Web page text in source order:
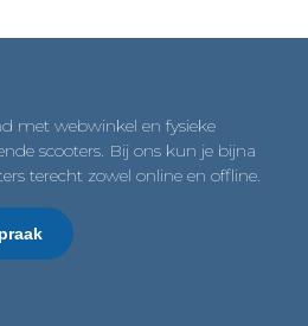
met webwinkel en fysieke
scooters. Bij ons kun je bijna
terecht zowel online en offline.